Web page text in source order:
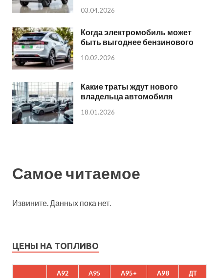
03.04.2026
Когда электромобиль может
быть выгоднее бензинового
10.02.2026
Какие траты ждут нового
владельца автомобиля
18.01.2026
Самое читаемое
Извините. Данных пока нет.
ЦЕНЫ НА ТОПЛИВО
A92 A95 A95+ A98 ДТ